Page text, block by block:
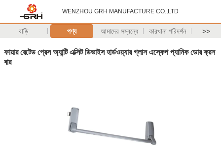
WENZHOU GRH MANUFACTURE CO.,LTD
বাড়ি পণ্য আমাদের সম্বন্ধে কারখানা পরিদর্শন >>
ফায়ার রেটেড প্রেস অ্যান্টি এক্সিট ডিভাইস হার্ডওয়্যার গ্লাস এস্কেপ প্যানিক ডোর ক্রস
বার